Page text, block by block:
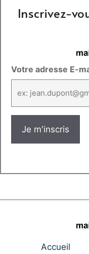
Inscrivez-
Votre adresse E-
Accueil